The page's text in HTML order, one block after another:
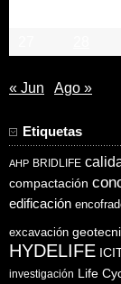
« Jun Ago »
Etiquetas
AHP BRIDLIFE
compactación
edificación
excavación
HYDELIFE
investigación Life